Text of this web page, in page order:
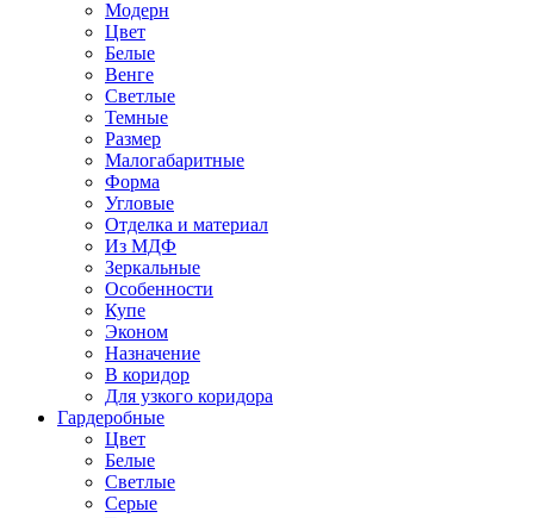
Модерн
Цвет
Белые
Венге
Светлые
Темные
Размер
Малогабаритные
Форма
Угловые
Отделка и материал
Из МДФ
Зеркальные
Особенности
Купе
Эконом
Назначение
В коридор
Для узкого коридора
Гардеробные
Цвет
Белые
Светлые
Серые